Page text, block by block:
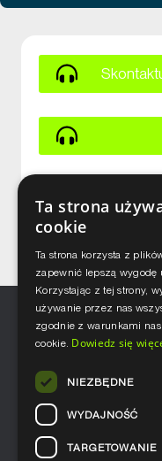
Zapytaj
Ta strona
cookie
Ta strona korzysta z
zapewnić lepszą wygodę
Korzystając z tej strony,
używanie przez nas
zgodnie z warunkami
cookie. Dowiedz się
NIEZBĘDNE
WYDAJNOŚĆ
TARGETOWANIE